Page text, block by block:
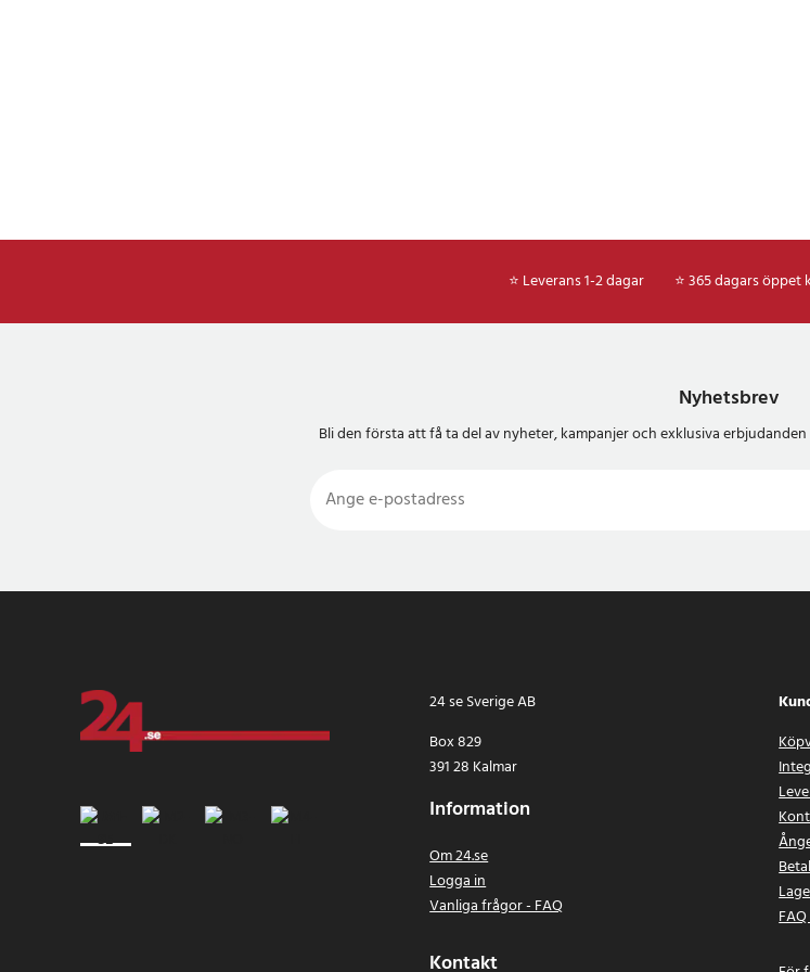
⭐ Leverans 1-2 dagar ⭐ 365 dagars öppet
Nyhetsbrev
Bli den första att få ta del av nyheter, kampanjer och exklusiva
24 se Sverige AB
Box 829
391 28 Kalmar
Information
Om 24.se
Logga in
Vanliga frågor - FAQ
Kontakt